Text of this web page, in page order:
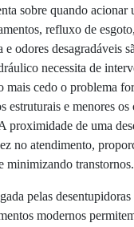
sobre quando acionar
refluxo de
e odores desagradáveis
necessita de
mais cedo o problema
estruturais e menores os
proximidade de uma
no atendimento,
minimizando transtornos.
pelas
modernos